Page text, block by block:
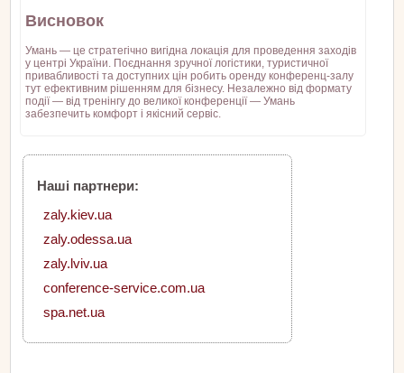
Висновок
Умань — це стратегічно вигідна локація для проведення заходів
у центрі України. Поєднання зручної логістики, туристичної
привабливості та доступних цін робить оренду конференц-залу
тут ефективним рішенням для бізнесу. Незалежно від формату
події — від тренінгу до великої конференції — Умань
забезпечить комфорт і якісний сервіс.
Наші партнери:
zaly.kiev.ua
zaly.odessa.ua
zaly.lviv.ua
conference-service.com.ua
spa.net.ua